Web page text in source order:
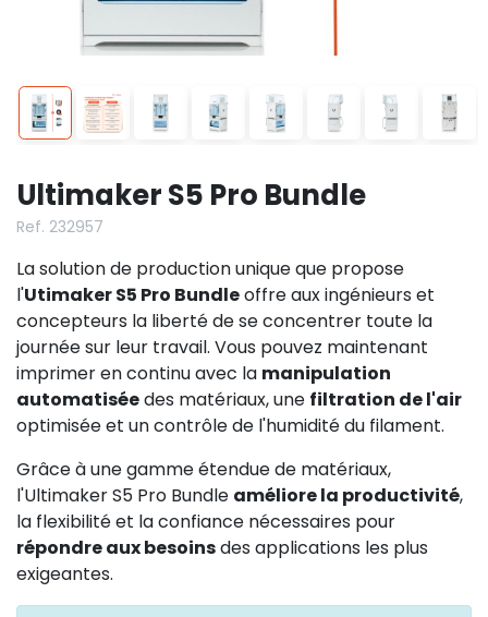
Ultimaker S5 Pro Bundle
Ref. 232957
La solution de production unique que propose
l'Utimaker S5 Pro Bundleoffre aux ingénieurs et
concepteurs la liberté de se concentrer toute la
journée sur leur travail. Vous pouvez maintenant
imprimer en continu avec la manipulation
automatiséedes matériaux, une filtration de l'air
optimisée et un contrôle de l'humidité du filament.
Grâce à une gamme étendue de matériaux,
l'Ultimaker S5 Pro Bundle améliore la productivité,
la flexibilité et la confiance nécessaires pour
répondre aux besoinsdes applications les plus
exigeantes.